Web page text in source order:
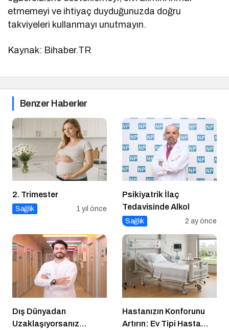
etmemeyi ve ihtiyaç duyduğunuzda doğru
takviyeleri kullanmayı unutmayın.
Kaynak: Bihaber.TR
Benzer Haberler
2. Trimester
Sağlık 1 yıl önce
Psikiyatrik İlaç
Tedavisinde Alkol
Sağlık 2 ay önce
Dış Dünyadan
Uzaklaşıyorsanız
Hastanızın Konforunu
Artırın: Ev Tipi Hasta